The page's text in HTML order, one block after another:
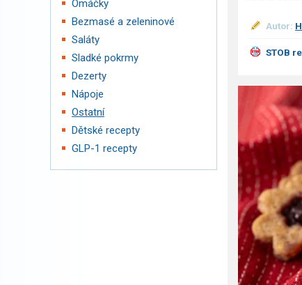
Omáčky
Bezmasé a zeleninové
Saláty
Sladké pokrmy
Dezerty
Nápoje
Ostatní
Dětské recepty
GLP-1 recepty
Autor:
STOB